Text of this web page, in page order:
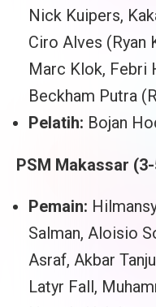
Nick Kuipers,
Ciro Alves (Ryan
Marc Klok, Febri
Beckham Putra
Pelatih: Bojan
PSM Makassar
Pemain:
Salman, Aloisio
Asraf, Akbar
Latyr Fall,